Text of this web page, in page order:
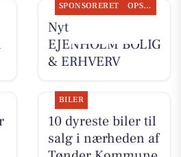
SPONSORERET OPSLAGSTAVLEN
Nyt fra
EJENHOLM BOLIG
& ERHVERV
BILER
10 dyreste biler til
salg i nærheden af